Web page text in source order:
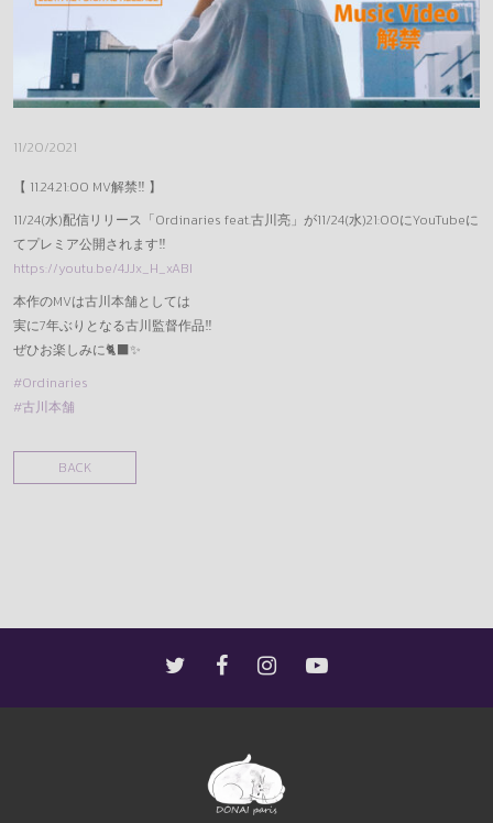
11/20/2021
【 11.24.21:00 MV解禁‼︎ 】
11/24(水)配信リリース「Ordinaries feat.古川亮」が11/24(水)21:00にYouTubeに
てプレミア公開されます‼︎
https://youtu.be/4JJx_H_xABI
本作のMVは古川本舗としては
実に7年ぶりとなる古川監督作品‼︎
ぜひお楽しみに🐈‍⬛✨
#Ordinaries
#古川本舗
BACK